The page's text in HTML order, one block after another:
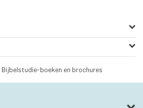
boeken en brochures